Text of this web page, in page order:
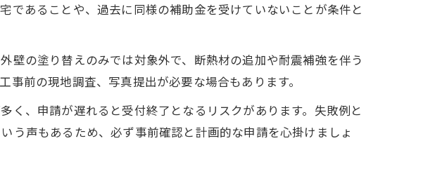
評価のポイント
塗装塗料の選定
成金の最新情報
を総まとめ
度を解説
であることや、過去に同様の補助金を受けていないことが条件と
壁の塗り替えのみでは対象外で、断熱材の追加や耐震補強を伴う
前の現地調査、写真提出が必要な場合もあります。
く、申請が遅れると受付終了となるリスクがあります。失敗例と
う声もあるため、必ず事前確認と計画的な申請を心掛けましょ